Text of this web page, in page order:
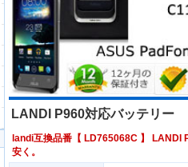
LANDI P960対応バッテリー
landi互換品番【 LD765068C】 LANDI
安く。